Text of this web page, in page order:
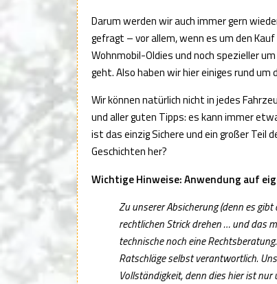
Darum werden wir auch immer gern
gefragt – vor allem, wenn es um den
Wohnmobil-Oldies und noch spezieller
geht. Also haben wir hier einiges rund
Wir können natürlich nicht in jedes
und aller guten Tipps: es kann immer
ist das einzig Sichere und ein großer Teil
Geschichten her?
Wichtige Hinweise: Anwendung auf
Zu unserer Absicherung (denn es
rechtlichen Strick drehen … und das
technische noch eine
Ratschläge selbst verantwortlich.
Vollständigkeit, denn dies hier ist